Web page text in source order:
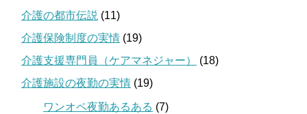
介護の都市伝説 (11)
介護保険制度の実情 (19)
介護支援専門員（ケアマネジャー）
(18)
介護施設の夜勤の実情 (19)
ワンオペ夜勤あるある (7)